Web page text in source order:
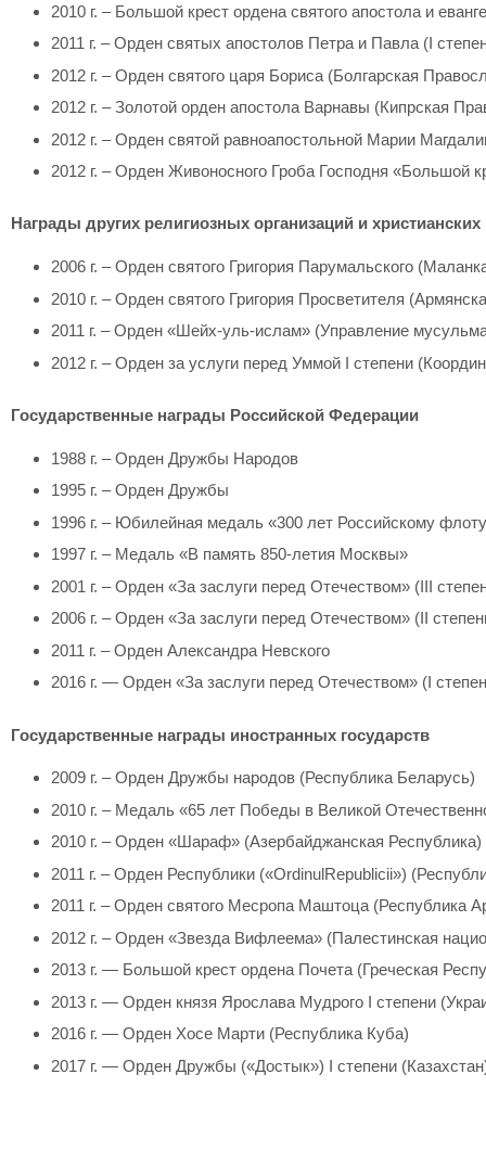
2010 г. – Большой крест ордена святого апостола и
2011 г. – Орден святых апостолов Петра и Павла (I
2012 г. – Орден святого царя Бориса (Болгарская
2012 г. – Золотой орден апостола Варнавы (Кипрская
2012 г. – Орден святой равноапостольной Марии
2012 г. – Орден Живоносного Гроба Господня «Большой
Награды других религиозных организаций и
2006 г. – Орден святого Григория Парумальского
2010 г. – Орден святого Григория Просветителя
2011 г. – Орден «Шейх-уль-ислам» (Управление
2012 г. – Орден за услуги перед Уммой I степени
Государственные награды Российской Федерации
1988 г. – Орден Дружбы Народов
1995 г. – Орден Дружбы
1996 г. – Юбилейная медаль «300 лет Российскому
1997 г. – Медаль «В память 850-летия Москвы»
2001 г. – Орден «За заслуги перед Отечеством» (III
2006 г. – Орден «За заслуги перед Отечеством» (II
2011 г. – Орден Александра Невского
2016 г. — Орден «За заслуги перед Отечеством» (I
Государственные награды иностранных государств
2009 г. – Орден Дружбы народов (Республика Беларусь)
2010 г. – Медаль «65 лет Победы в Великой
2010 г. – Орден «Шараф» (Азербайджанская Республика)
2011 г. – Орден Республики («OrdinulRepublicii»)
2011 г. – Орден святого Месропа Маштоца (Республика
2012 г. – Орден «Звезда Вифлеема» (Палестинская
2013 г. — Большой крест ордена Почета (Греческая
2013 г. — Орден князя Ярослава Мудрого I степени
2016 г. — Орден Хосе Марти (Республика Куба)
2017 г. — Орден Дружбы («Достык») I степени